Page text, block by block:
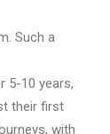
Such a
5-10 years,
their first
with